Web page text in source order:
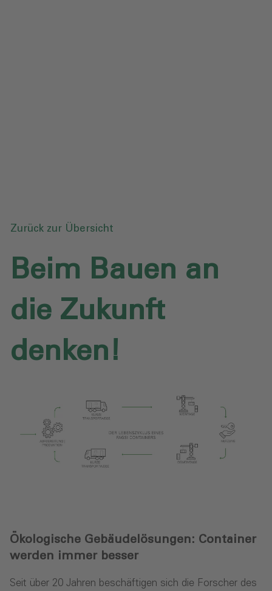
Zurück zur Übersicht
Beim Bauen an
die Zukunft
denken!
Ökologische Gebäudelösungen: Container
werden immer besser
Seit über 20 Jahren beschäftigen sich die Forscher des